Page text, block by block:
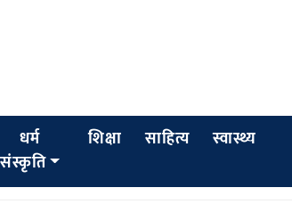
धर्म
संस्कृति
शिक्षा साहित्य स्वास्थ्य